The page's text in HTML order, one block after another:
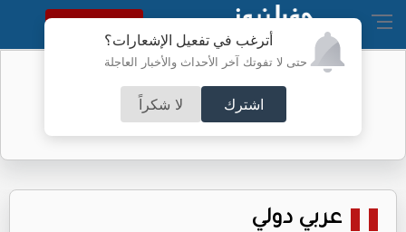
أترغب في تفعيل الإشعارات؟
حتى لا تفوتك آخر الأحداث والأخبار العاجلة
اشترك لا شكراً
النسخة الكاملة
عملات رقمية
عربي دولي